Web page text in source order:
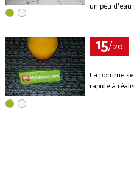
un peu d'eau
15/20
La pomme
rapide à